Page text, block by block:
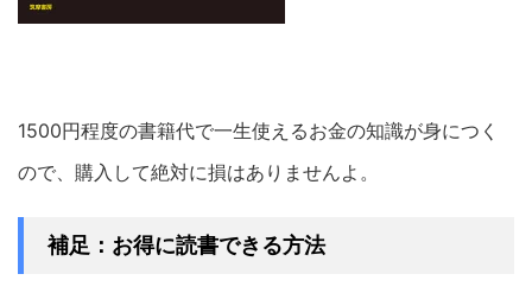
1500円程度の書籍代で一生使えるお金の知識が身につく
ので、購入して絶対に損はありませんよ。
補足：お得に読書できる方法